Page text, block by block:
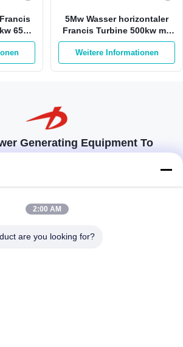
65m
5Mw Wasser horizontaler
Francis Turbine 500kw mit
Edelstahl-Läufer
Weitere Informationen
Generating Equipment To
zur Erfüllung der Kundenanforderungen
86-28-37561966-8:00
2:00 AM
are you looking for?